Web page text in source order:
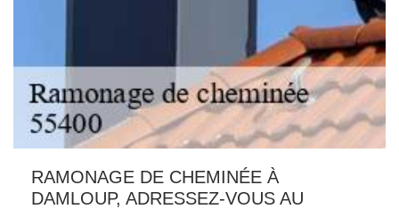
RAMONAGE DE CHEMINÉE À
DAMLOUP, ADRESSEZ-VOUS AU